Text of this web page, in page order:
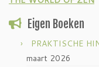
Eigen Boeken
PRAKTISCHE
maart 2026